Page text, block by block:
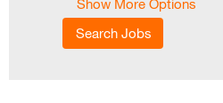
Show More Options